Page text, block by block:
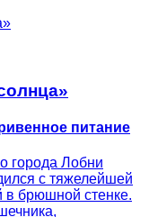
питание
города Лобни
с тяжелейшей
в брюшной стенке.